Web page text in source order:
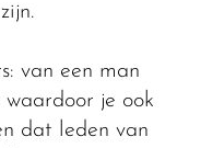
van een man
je ook
dat leden van